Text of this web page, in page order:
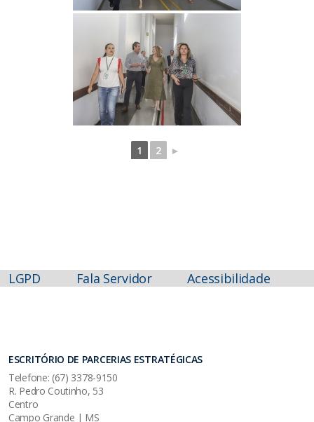
1 2 ►
LGPD Fala Servidor Acessibilidade
ESCRITÓRIO DE PARCERIAS ESTRATÉGICAS
Telefone: (67) 3378-9150
R. Pedro Coutinho, 53
Centro
Campo Grande | MS